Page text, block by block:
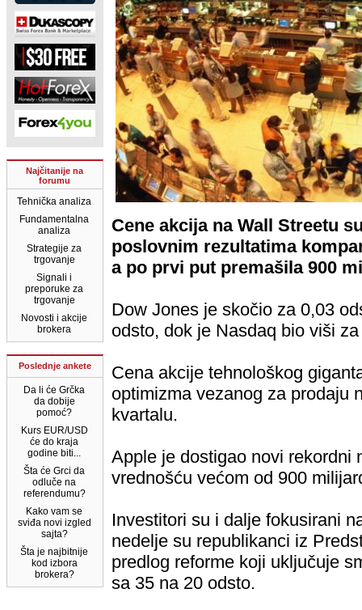
Najčitanije na
forumu
Tehnička analiza
Fundamentalna
analiza
Strategije za
trgovanje
Signali i
preporuke za
trgovanje
Novosti i akcije
brokera
Poslednje ankete
Da li će Grčka
da dobije
pomoć?
Kurs EUR/USD
će do kraja
godine biti...
Šta će Grci da
odluče na
referendumu?
Kako vam se
sviđa novi izgled
sajta?
Šta je najbitnije
kod izbora
brokera?
Cene akcija na Wall Streetu
poslovnim rezultatima
a po prvi put premašila 900
Dow Jones je skočio za 0,03
odsto, dok je Nasdaq bio viši
Cena akcije tehnološkog
optimizma vezanog za prodaju
kvartalu.
Apple je dostigao novi rekordni
vrednošću većom od 900
Investitori su i dalje fokusirani
nedelje su republikanci iz
predlog reforme koji uključuje
sa 35 na 20 odsto.